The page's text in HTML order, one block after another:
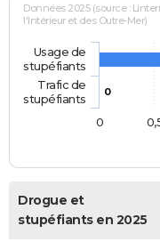
Données 2025 (source :
l'Intérieur et des Outre-Mer)
0
Usage de
stupéfiants
Trafic de
stupéfiants
0
Drogue et
stupéfiants en 2025